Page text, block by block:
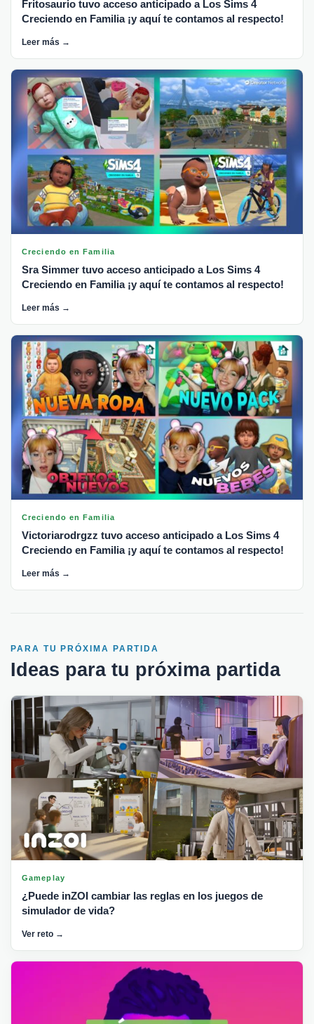
Fritosaurio tuvo acceso anticipado a Los Sims 4
Creciendo en Familia ¡y aquí te contamos al respecto!
Leer más →
Creciendo en Familia
Sra Simmer tuvo acceso anticipado a Los Sims 4
Creciendo en Familia ¡y aquí te contamos al respecto!
Leer más →
Creciendo en Familia
Victoriarodrgzz tuvo acceso anticipado a Los Sims 4
Creciendo en Familia ¡y aquí te contamos al respecto!
Leer más →
PARA TU PRÓXIMA PARTIDA
Ideas para tu próxima partida
Gameplay
¿Puede inZOI cambiar las reglas en los juegos de
simulador de vida?
Ver reto →